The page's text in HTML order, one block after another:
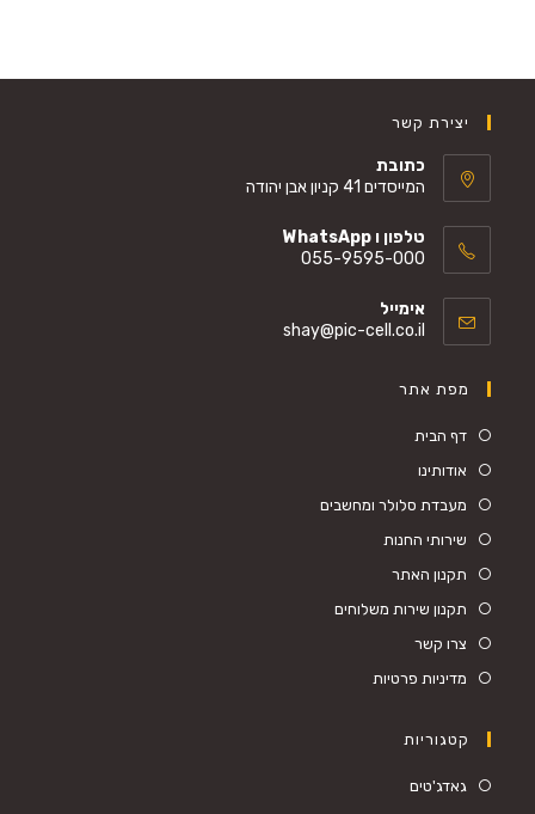
יצירת קשר
כתובת
המייסדים 41 קניון אבן יהודה
טלפון ו WhatsApp
055-9595-000
אימייל
shay@pic-cell.co.il
מפת אתר
דף הבית
אודותינו
מעבדת סלולר ומחשבים
שירותי החנות
תקנון האתר
תקנון שירות משלוחים
צרו קשר
מדיניות פרטיות
קטגוריות
גאדג'טים